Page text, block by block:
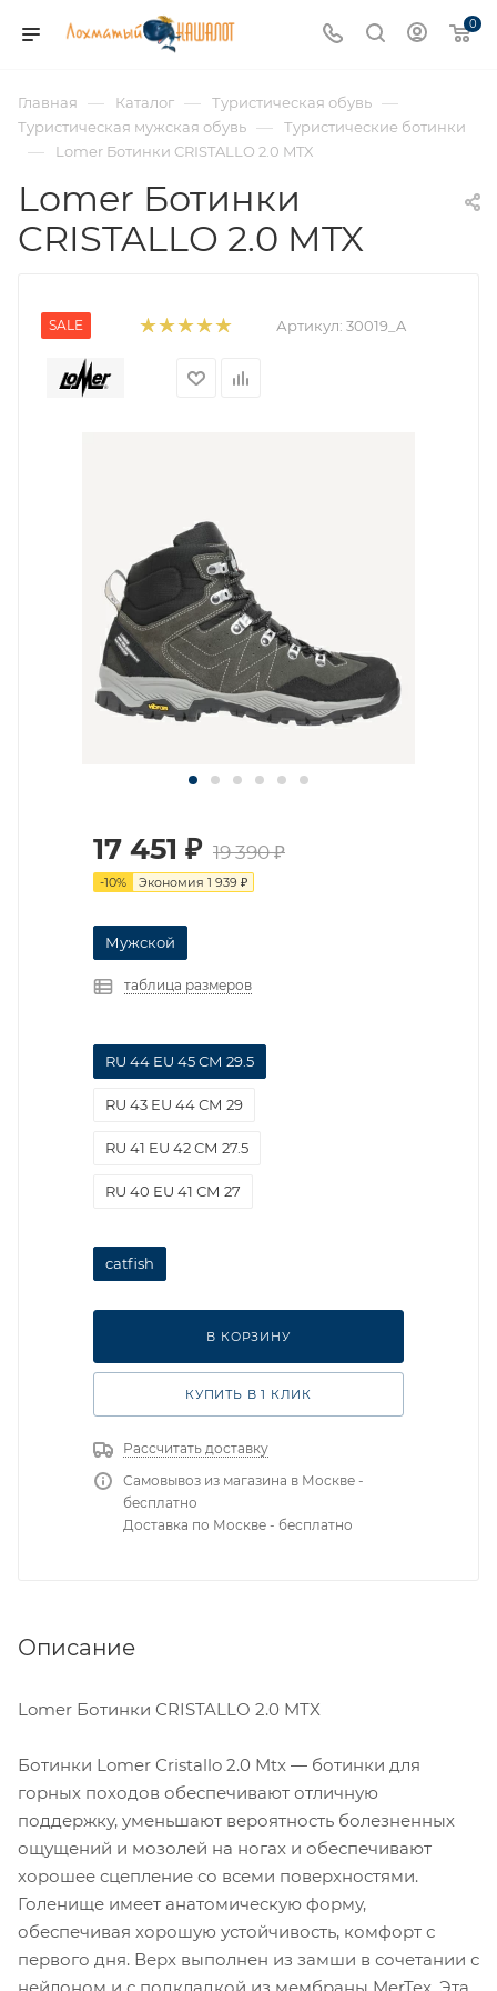
0
Главная — Каталог — Туристическая обувь —
Туристическая мужская обувь — Туристические ботинки
— Lomer Ботинки CRISTALLO 2.0 MTX
Lomer Ботинки
CRISTALLO 2.0 MTX
SALE Артикул: 30019_A
17 451 ₽ 19 390₽
-10% Экономия 1 939 ₽
Мужской
таблица размеров
RU 44 EU 45 СМ 29.5
RU 43 EU 44 СМ 29
RU 41 EU 42 СМ 27.5
RU 40 EU 41 СМ 27
catfish
В КОРЗИНУ
КУПИТЬ В 1 КЛИК
Рассчитать доставку
Самовывоз из магазина в Москве -
бесплатно
Доставка по Москве - бесплатно
Описание
Lomer Ботинки CRISTALLO 2.0 MTX
Ботинки Lomer Cristallo 2.0 Mtx — ботинки для
горных походов обеспечивают отличную
поддержку, уменьшают вероятность болезненных
ощущений и мозолей на ногах и обеспечивают
хорошее сцепление со всеми поверхностями.
Голенище имеет анатомическую форму,
обеспечивая хорошую устойчивость, комфорт с
первого дня. Верх выполнен из замши в сочетании с